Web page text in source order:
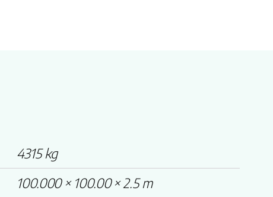
4315 kg
100.000 × 100.00 × 2.5 m